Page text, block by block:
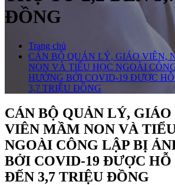
ĐỒNG
Trang chủ
CÁN BỘ QUẢN LÝ, GIÁO VIÊN,
NON VÀ TIỂU HỌC NGOÀI
HƯỞNG BỞI COVID-19 ĐƯỢC
3,7 TRIỆU ĐỒNG
CÁN BỘ QUẢN LÝ,
VIÊN MẦM NON VÀ
NGOÀI CÔNG LẬP BỊ
BỞI COVID-19 ĐƯỢC HỖ
ĐẾN 3,7 TRIỆU ĐỒNG